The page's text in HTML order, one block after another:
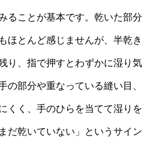
ることが基本です。乾いた部分
ほとんど感じませんが、半乾き
り、指で押すとわずかに湿り気
の部分や重なっている縫い目、
くく、手のひらを当てて湿りを
だ乾いていない」というサイン